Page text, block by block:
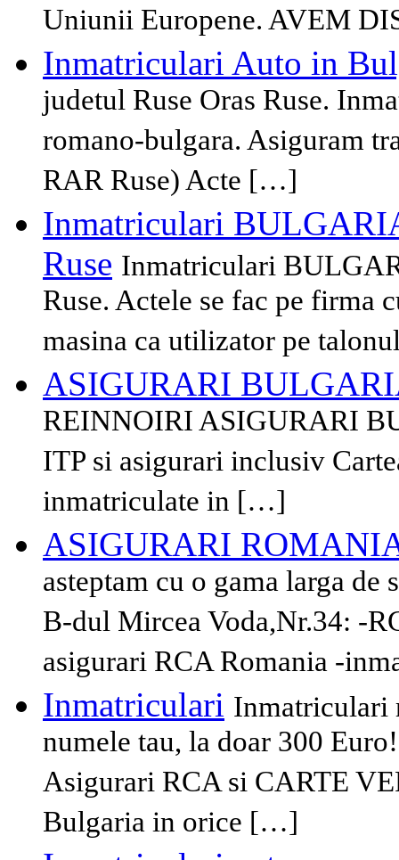
Uniunii Europene. AVEM
Inmatriculari Auto in
judetul Ruse Oras Ruse.
romano-bulgara. Asiguram
RAR Ruse) Acte […]
Inmatriculari
Ruse Inmatriculari
Ruse. Actele se fac pe firma
masina ca utilizator pe
ASIGURARI
REINNOIRI ASIGURARI
ITP si asigurari inclusiv
inmatriculate in […]
ASIGURARI
asteptam cu o gama larga
B-dul Mircea Voda,Nr.34: -
asigurari RCA Romania -
Inmatriculari Inmatriculari
numele tau, la doar 300
Asigurari RCA si CARTE
Bulgaria in orice […]